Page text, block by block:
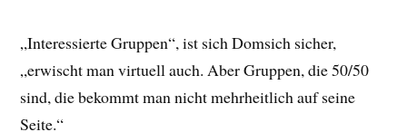
„Interessierte Gruppen“, ist sich Domsich sicher,
„erwischt man virtuell auch. Aber Gruppen, die 50/50
sind, die bekommt man nicht mehrheitlich auf seine
Seite.“